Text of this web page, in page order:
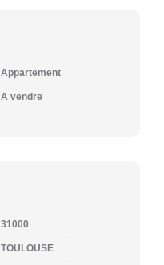
Appartement
A vendre
31000
TOULOUSE